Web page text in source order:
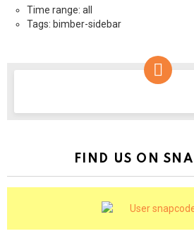
Time range: all
Tags: bimber-sidebar
FIND US ON